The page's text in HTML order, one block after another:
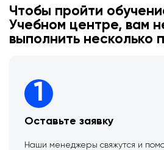
Чтобы пройти
Учебном центре, вам
выполнить несколько
1
Оставьте заявку
Наши менеджеры свяжутся и